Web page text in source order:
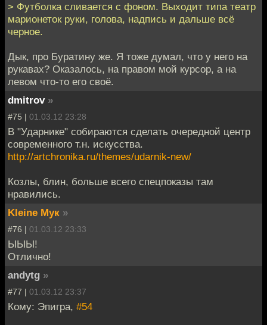
> Футболка сливается с фоном. Выходит типа театр
марионеток руки, голова, надпись и дальше всё
черное.
Дык, про Буратину же. Я тоже думал, что у него на
рукавах? Оказалось, на правом мой курсор, а на
левом что-то его своё.
dmitrov »
#75 | 01.03.12 23:28
В "Ударнике" собираются сделать очередной центр
современного т.н. искусства.
http://artchronika.ru/themes/udarnik-new/
Козлы, блин, больше всего спецпоказы там
нравились.
Kleine Мук »
#76 | 01.03.12 23:33
ЫЫЫ!
Отлично!
andytg »
#77 | 01.03.12 23:37
Кому: Эпигра, #54